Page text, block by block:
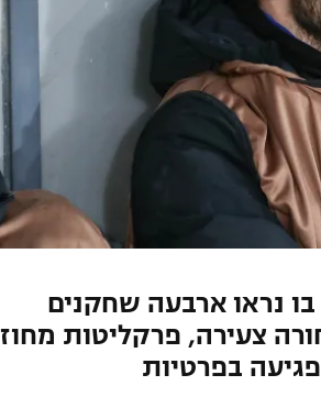
נראו ארבעה שחקנים
צעירה, פרקליטות מחוז
בפרטיות